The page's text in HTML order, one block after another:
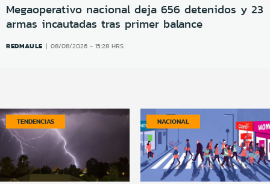
Megaoperativo nacional deja 656 detenidos y 23
armas incautadas tras primer balance
REDMAULE 08/08/2026 - 15:28 HRS
TENDENCIAS NACIONAL